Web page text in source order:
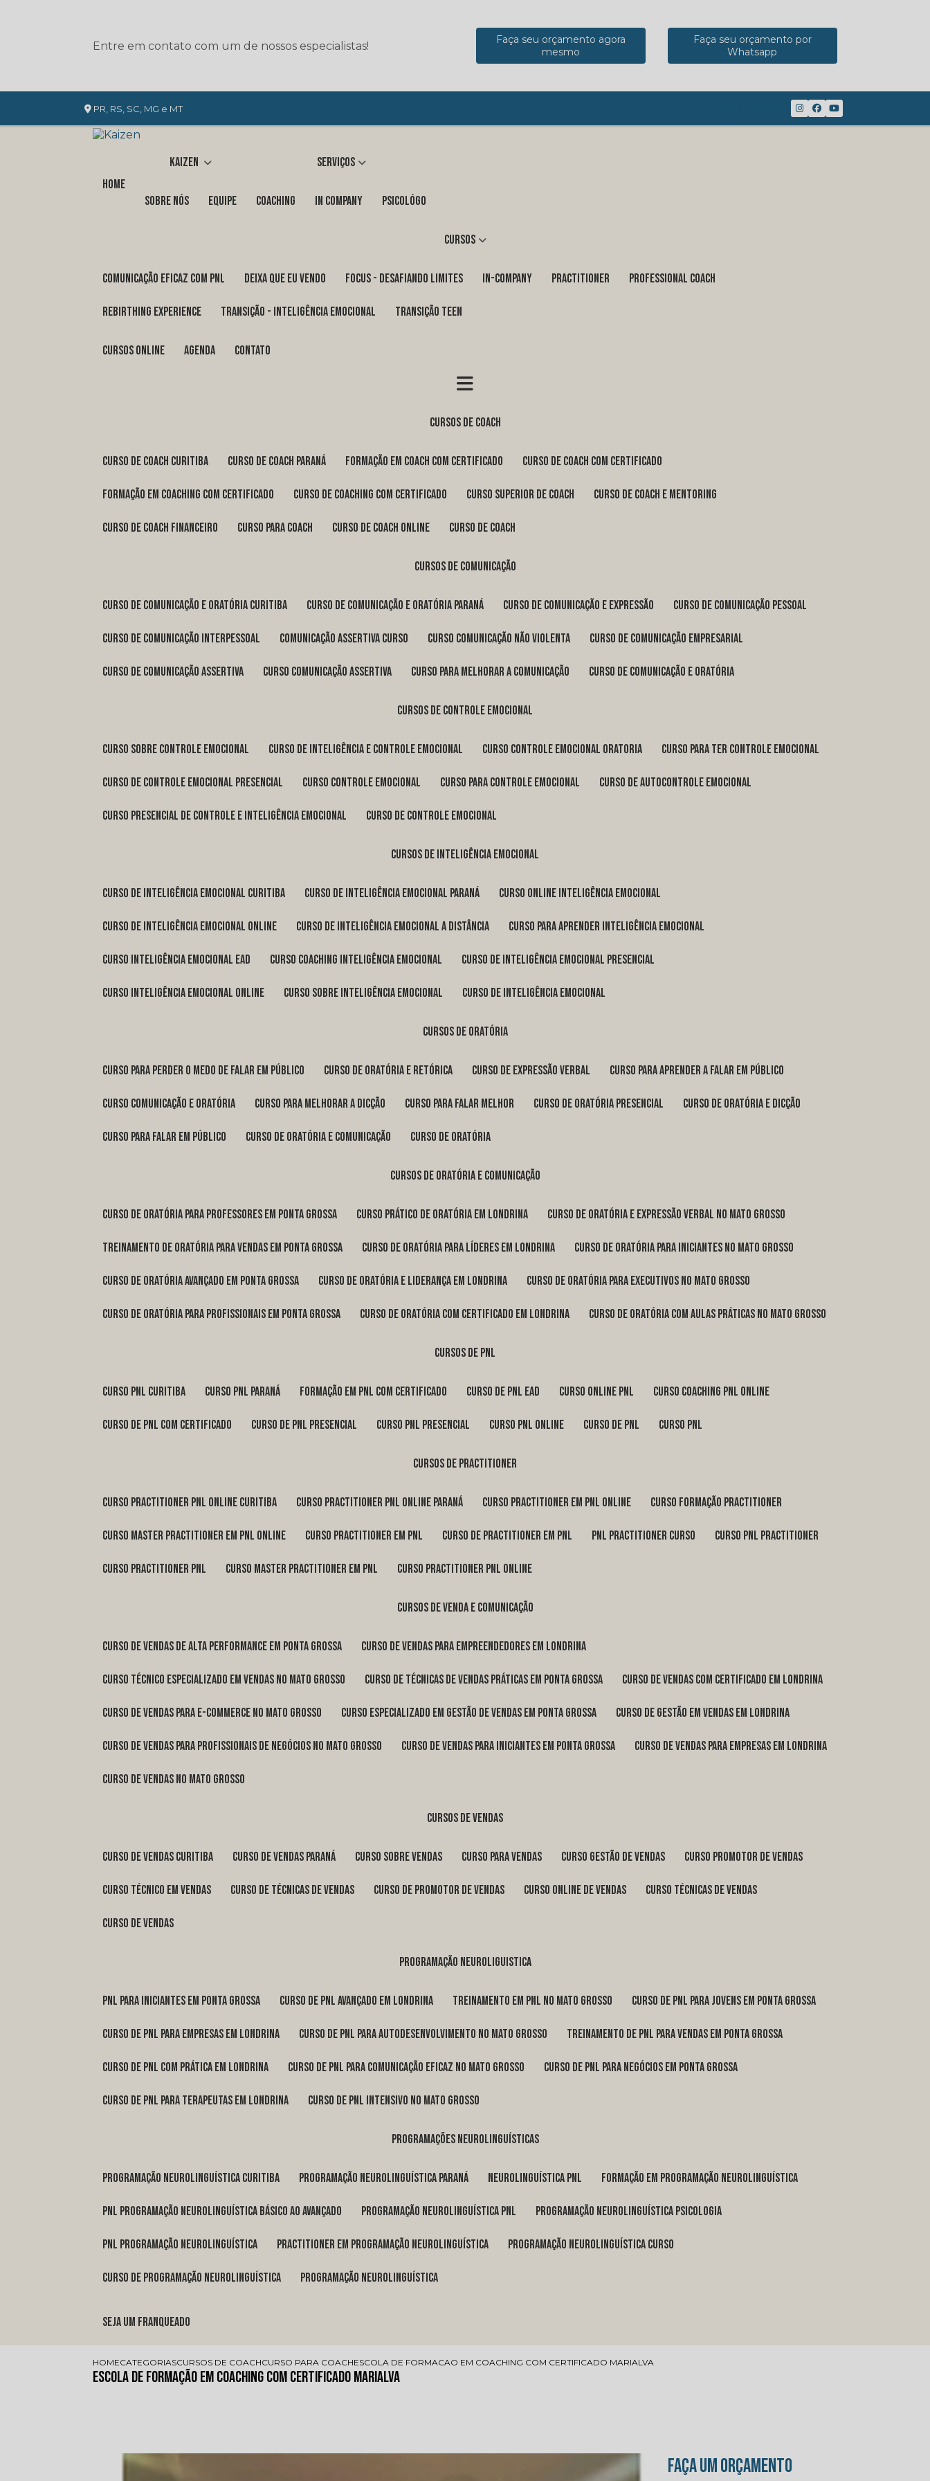
Entre em contato com um de nossos especialistas!
Faça seu orçamento agora
mesmo
Faça seu orçamento por
Whatsapp
PR, RS, SC, MG e MT
Home
Kaizen
Sobre nós Equipe
Serviços
Coaching in company Psicológo
Cursos
COMUNICAÇÃO EFICAZ COM PNL DEIXA QUE EU VENDO FOCUS - DESAFIANDO LIMITES In-Company PRACTITIONER PROFESSIONAL COACH
REBIRTHING EXPERIENCE TRANSIÇÃO - INTELIGÊNCIA EMOCIONAL TRANSIÇÃO TEEN
Cursos Online Agenda Contato
cursos de coach
curso de coach Curitiba curso de coach Paraná formação em coach com certificado curso de coach com certificado
formação em coaching com certificado curso de coaching com certificado curso superior de coach curso de coach e mentoring
curso de coach financeiro curso para coach curso de coach online curso de coach
cursos de comunicação
curso de comunicação e oratória Curitiba curso de comunicação e oratória Paraná curso de comunicação e expressão curso de comunicação pessoal
curso de comunicação interpessoal comunicação assertiva curso curso comunicação não violenta curso de comunicação empresarial
curso de comunicação assertiva curso comunicação assertiva curso para melhorar a comunicação curso de comunicação e oratória
cursos de controle emocional
curso sobre controle emocional curso de inteligência e controle emocional curso controle emocional oratoria curso para ter controle emocional
curso de controle emocional presencial curso controle emocional curso para controle emocional curso de autocontrole emocional
curso presencial de controle e inteligência emocional curso de controle emocional
cursos de inteligência emocional
curso de inteligência emocional Curitiba curso de inteligência emocional Paraná curso online inteligência emocional
curso de inteligência emocional online curso de inteligência emocional a distância curso para aprender inteligência emocional
curso inteligência emocional ead curso coaching inteligência emocional curso de inteligência emocional presencial
curso inteligência emocional online curso sobre inteligência emocional curso de inteligência emocional
cursos de oratória
curso para perder o medo de falar em público curso de oratória e retórica curso de expressão verbal curso para aprender a falar em público
curso comunicação e oratória curso para melhorar a dicção curso para falar melhor curso de oratória presencial curso de oratória e dicção
curso para falar em público curso de oratória e comunicação curso de oratória
cursos de oratória e comunicação
curso de oratória para professores em Ponta Grossa curso prático de oratória em Londrina curso de oratória e expressão verbal no Mato Grosso
treinamento de oratória para vendas em Ponta Grossa curso de oratória para líderes em Londrina curso de oratória para iniciantes no Mato Grosso
curso de oratória avançado em Ponta Grossa curso de oratória e liderança em Londrina curso de oratória para executivos no Mato Grosso
curso de oratória para profissionais em Ponta Grossa curso de oratória com certificado em Londrina curso de oratória com aulas práticas no Mato Grosso
cursos de pnl
curso pnl Curitiba curso pnl Paraná formação em pnl com certificado curso de pnl ead curso online pnl curso coaching pnl online
curso de pnl com certificado curso de pnl presencial curso pnl presencial curso pnl online curso de pnl curso pnl
cursos de practitioner
curso practitioner pnl online Curitiba curso practitioner pnl online Paraná curso practitioner em pnl online curso formação practitioner
curso master practitioner em pnl online curso practitioner em pnl curso de practitioner em pnl pnl practitioner curso curso pnl practitioner
curso practitioner pnl curso master practitioner em pnl curso practitioner pnl online
cursos de venda e comunicação
curso de vendas de alta performance em Ponta Grossa curso de vendas para empreendedores em Londrina
curso técnico especializado em vendas no Mato Grosso curso de técnicas de vendas práticas em Ponta Grossa curso de vendas com certificado em Londrina
curso de vendas para e-commerce no Mato Grosso curso especializado em gestão de vendas em Ponta Grossa curso de gestão em vendas em Londrina
curso de vendas para profissionais de negócios no Mato Grosso curso de vendas para iniciantes em Ponta Grossa curso de vendas para empresas em Londrina
curso de vendas no Mato Grosso
cursos de vendas
curso de vendas Curitiba curso de vendas Paraná curso sobre vendas curso para vendas curso gestão de vendas curso promotor de vendas
curso técnico em vendas curso de técnicas de vendas curso de promotor de vendas curso online de vendas curso técnicas de vendas
curso de vendas
programação neuroliguistica
pnl para iniciantes em Ponta Grossa curso de pnl avançado em Londrina treinamento em pnl no Mato Grosso curso de pnl para jovens em Ponta Grossa
curso de pnl para empresas em Londrina curso de pnl para autodesenvolvimento no Mato Grosso treinamento de pnl para vendas em Ponta Grossa
curso de pnl com prática em Londrina curso de pnl para comunicação eficaz no Mato Grosso curso de pnl para negócios em Ponta Grossa
curso de pnl para terapeutas em Londrina curso de pnl intensivo no Mato Grosso
programações neurolinguísticas
programação neurolinguística Curitiba programação neurolinguística Paraná neurolinguística pnl formação em programação neurolinguística
pnl programação neurolinguística básico ao avançado programação neurolinguística pnl programação neurolinguística psicologia
pnl programação neurolinguística practitioner em programação neurolinguística programação neurolinguística curso
curso de programação neurolinguística programação neurolinguística
Seja um franqueado
HOMECATEGORIASCURSOS DE COACHCURSO PARA COACHESCOLA DE FORMACAO EM COACHING COM CERTIFICADO MARIALVA
Escola de Formação em Coaching com Certificado Marialva
FAÇA UM ORÇAMENTO